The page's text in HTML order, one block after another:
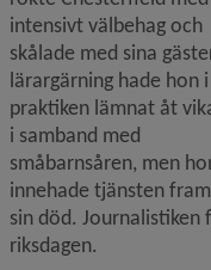
intensivt välbehag och
skålade med sina
lärargärning hade hon i
praktiken lämnat åt
i samband med
småbarnsåren, men
innehade tjänsten
sin död. Journalistiken
riksdagen.